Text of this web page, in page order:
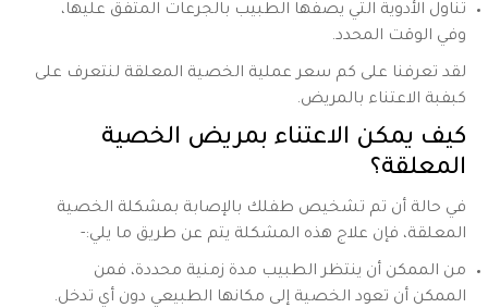
تناول الأدوية التي يصفها الطبيب بالجرعات المتفق عليها،
وفي الوقت المحدد.
لقد تعرفنا على كم سعر عملية الخصية المعلقة لنتعرف على
كبفبة الاعتناء بالمريض.
كيف يمكن الاعتناء بمريض الخصية
المعلقة؟
في حالة أن تم تشخيص طفلك بالإصابة بمشكلة الخصية
المعلقة، فإن علاج هذه المشكلة يتم عن طريق ما يلي:-
من الممكن أن ينتظر الطبيب مدة زمنية محددة، فمن
الممكن أن تعود الخصية إلى مكانها الطبيعي دون أي تدخل.